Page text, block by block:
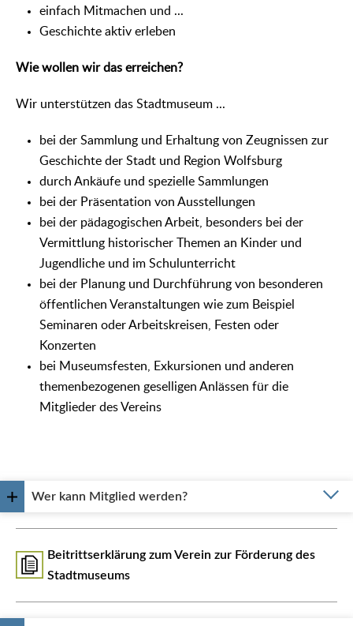
einfach Mitmachen und ...
Geschichte aktiv erleben
Wie wollen wir das erreichen?
Wir unterstützen das Stadtmuseum ...
bei der Sammlung und Erhaltung von Zeugnissen zur
Geschichte der Stadt und Region Wolfsburg
durch Ankäufe und spezielle Sammlungen
bei der Präsentation von Ausstellungen
bei der pädagogischen Arbeit, besonders bei der
Vermittlung historischer Themen an Kinder und
Jugendliche und im Schulunterricht
bei der Planung und Durchführung von besonderen
öffentlichen Veranstaltungen wie zum Beispiel
Seminaren oder Arbeitskreisen, Festen oder
Konzerten
bei Museumsfesten, Exkursionen und anderen
themenbezogenen geselligen Anlässen für die
Mitglieder des Vereins
Wer kann Mitglied werden?
Beitrittserklärung zum Verein zur Förderung des
Stadtmuseums